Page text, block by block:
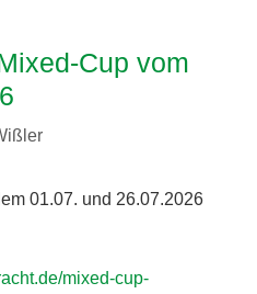
Cup vom
01.07. und 26.07.2026
mixed-cup-